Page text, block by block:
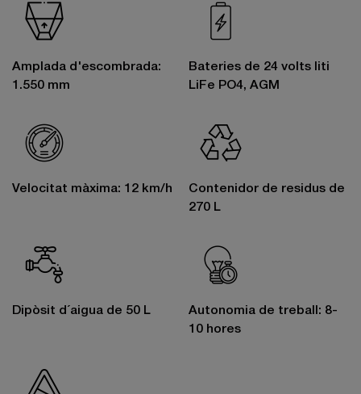
Amplada d'escombrada:
1.550 mm
Bateries de 24 volts liti
LiFe PO4, AGM
Velocitat màxima: 12 km/h
Contenidor de residus de
270 L
Dipòsit d´aigua de 50 L
Autonomia de treball: 8-
10 hores